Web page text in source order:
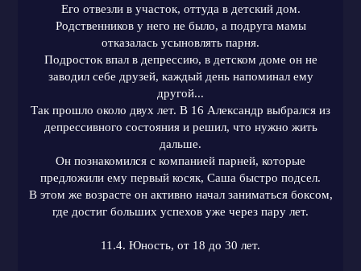
Его отвезли в участок, оттуда в детский дом.
Родственников у него не было, а подруга мамы
отказалась усыновлять парня.
Подросток впал в депрессию, в детском доме он не
заводил себе друзей, каждый день напоминал ему
другой...
Так прошло около двух лет. В 16 Александр выбрался из
депрессивного состояния и решил, что нужно жить
дальше.
Он познакомился с компанией парней, которые
предложили ему первый косяк, Саша быстро подсел.
В этом же возрасте он активно начал заниматься боксом,
где достиг больших успехов уже через пару лет.
11.4. Юность, от 18 до 30 лет.